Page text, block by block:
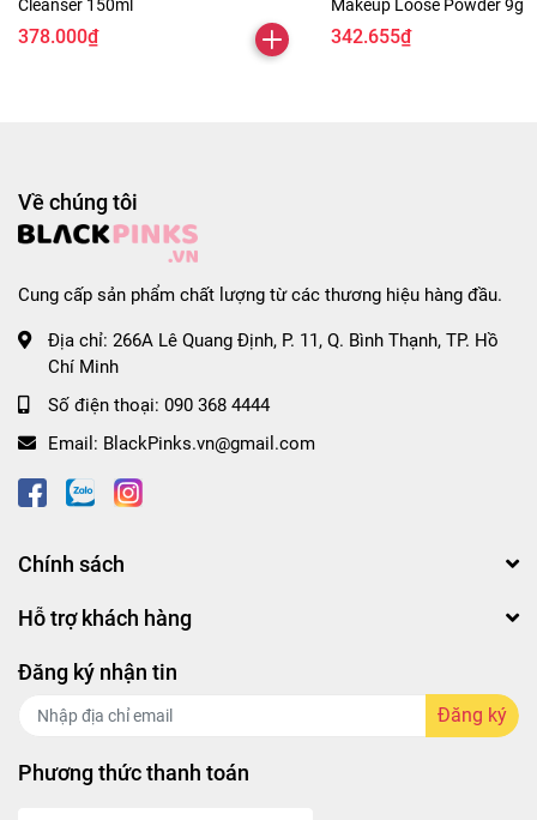
Nơi khô ráo thoáng mát.
Thương hiệu: B.O.M
Xuất xứ thương hiệu: Hàn Quốc
Sản xuất tại: Hàn Quốc.
#chikemayomsieumanh01nauthan
#chikemaybomsieumanh02naudam
#chikemaybomsieumanh03nauxamnhat #blackpinks
#blackpinksvn #blackpinkscom #blackpinkscomvn
#blackpink #blackpinkvn #blackpinkcom
#blackpinkcomvn #blps #blpsvn #blpscom #blpscomvn
Cleanser 150ml
378.000₫
Makeup Loose Powder 9g
342.655₫
Về chúng tôi
Cung cấp sản phẩm chất lượng từ các thương hiệu hàng đầu.
Địa chỉ: 266A Lê Quang Định, P. 11, Q. Bình Thạnh, TP. Hồ
Chí Minh
Số điện thoại: 090 368 4444
Email: BlackPinks.vn@gmail.com
Chính sách
Hỗ trợ khách hàng
Đăng ký nhận tin
Đăng ký
Phương thức thanh toán